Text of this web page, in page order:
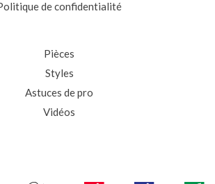
de confidentialité
Pièces
Styles
Astuces de pro
Vidéos